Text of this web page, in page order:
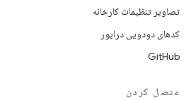
تصاویر تنظیمات کارخانه
کدهای دودویی درایور
GitHub
متصل کردن